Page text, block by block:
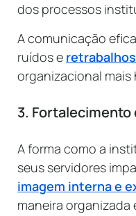
dos processos
A comunicação
ruídos e retrabalhos
organizacional mais
3.
A forma como a
seus servidores
imagem interna e
maneira